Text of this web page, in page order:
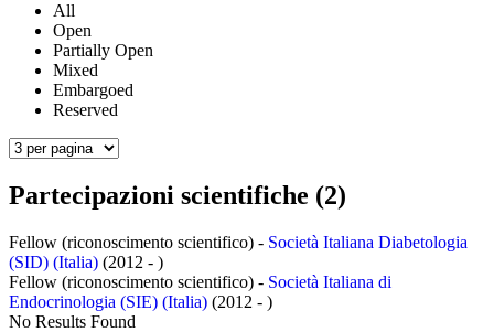
All
Open
Partially Open
Mixed
Embargoed
Reserved
Partecipazioni scientifiche (2)
Fellow (riconoscimento scientifico) - Società Italiana Diabetologia
(SID) (Italia) (2012 - )
Fellow (riconoscimento scientifico) - Società Italiana di
Endocrinologia (SIE) (Italia) (2012 - )
No Results Found